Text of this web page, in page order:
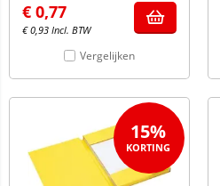
€ 0,77
€0,93 Incl. BTW
Vergelijken
15%